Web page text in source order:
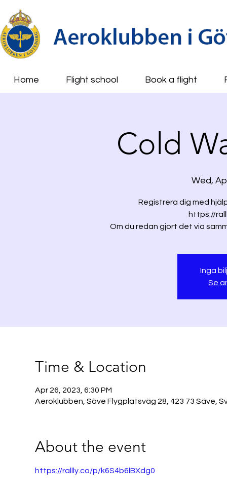
Home Flight school Book a flight
Cold
Wed,
Registrera dig med
https://
Om du redan gjort det via
Inga
Se
Time & Location
Apr 26, 2023, 6:30 PM
Aeroklubben, Säve Flygplatsväg 28, 423 73 Säve,
About the event
https://rallly.co/p/k6S4b6lBXdg0